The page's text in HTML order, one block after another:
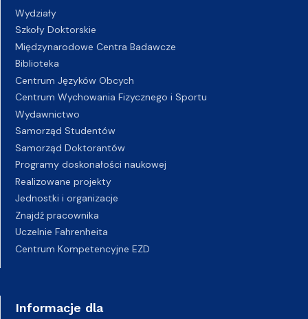
Wydziały
Szkoły Doktorskie
Międzynarodowe Centra Badawcze
Biblioteka
Centrum Języków Obcych
Centrum Wychowania Fizycznego i Sportu
Wydawnictwo
Samorząd Studentów
Samorząd Doktorantów
Programy doskonałości naukowej
Realizowane projekty
Jednostki i organizacje
Znajdź pracownika
Uczelnie Fahrenheita
Centrum Kompetencyjne EZD
Informacje dla